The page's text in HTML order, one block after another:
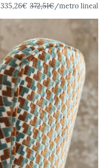
335,26€ 372,51€/metro lineal